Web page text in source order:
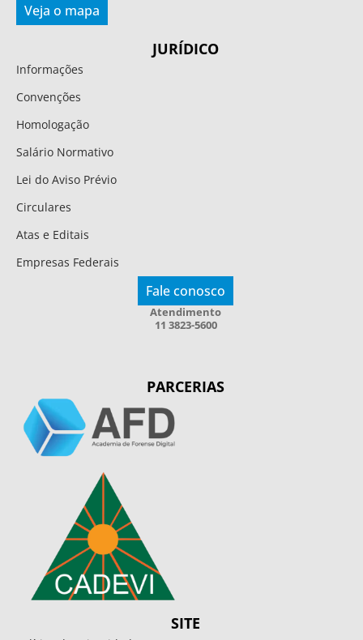
Veja o mapa
JURÍDICO
Informações
Convenções
Homologação
Salário Normativo
Lei do Aviso Prévio
Circulares
Atas e Editais
Empresas Federais
Fale conosco
Atendimento
11 3823-5600
PARCERIAS
SITE